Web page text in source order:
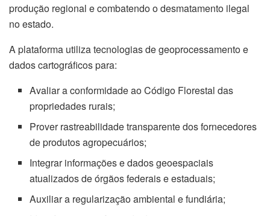
produção regional e combatendo o desmatamento ilegal
no estado.
A plataforma utiliza tecnologias de geoprocessamento e
dados cartográficos para:
Avaliar a conformidade ao Código Florestal das
propriedades rurais;
Prover rastreabilidade transparente dos fornecedores
de produtos agropecuários;
Integrar informações e dados geoespaciais
atualizados de órgãos federais e estaduais;
Auxiliar a regularização ambiental e fundiária;